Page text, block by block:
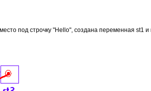
под строчку "Hello", создана переменная st1